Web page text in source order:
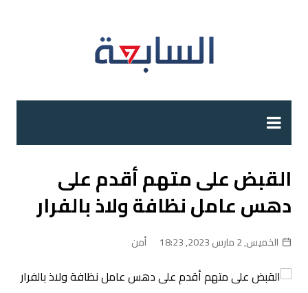
القبض على متهم أقدم على
دهس عامل نظافة ولاذ بالفرار
الخميس, 2 مارس 2023, 18:23 أمن